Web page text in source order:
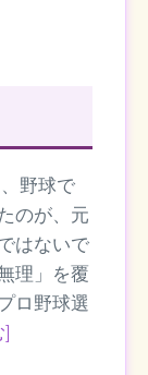
野球で
のが、元
はないで
理」を覆
ロ野球選